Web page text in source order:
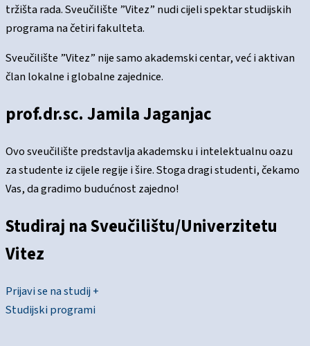
tržišta rada. Sveučilište ”Vitez” nudi cijeli spektar studijskih
programa na četiri fakulteta.
Sveučilište ”Vitez” nije samo akademski centar, već i aktivan
član lokalne i globalne zajednice.
prof.dr.sc. Jamila Jaganjac
Ovo sveučilište predstavlja akademsku i intelektualnu oazu
za studente iz cijele regije i šire. Stoga dragi studenti, čekamo
Vas, da gradimo budućnost zajedno!
Studiraj naSveučilištu/Univerzitetu
Vitez
Prijavi se na studij +
Studijski programi